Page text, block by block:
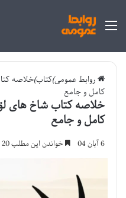
منو
روابط عمومی)کتاب)خلاصه
کامل و جامع
خلاصه کتاب شاخ های
کامل و جامع
6 آبان 04 خواندن این مطلب 20 دقیقه زمان میبرد